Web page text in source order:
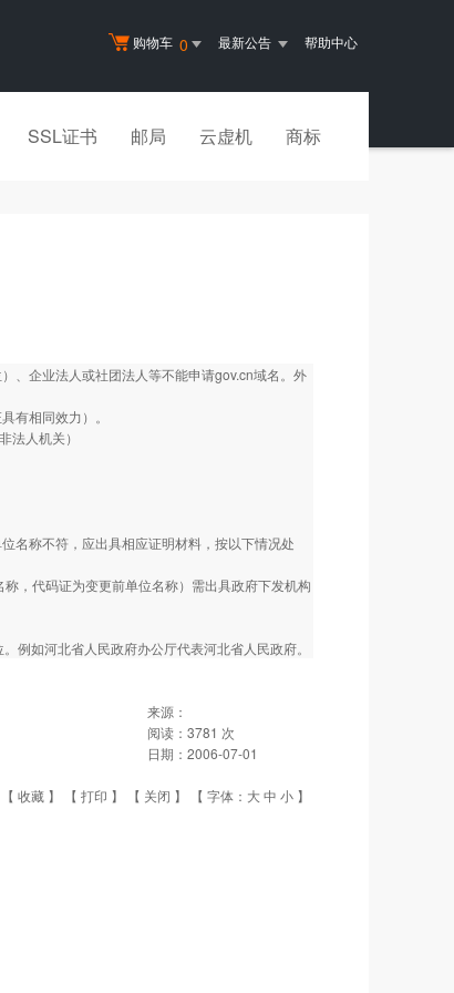
购物车 0 最新公告 帮助中心
SSL证书 邮局 云虚机 商标
、企业法人或社团法人等不能申请gov.cn域名。外
有相同效力）。
法人机关）
名称不符，应出具相应证明材料，按以下情况处
，代码证为变更前单位名称）需出具政府下发机构
例如河北省人民政府办公厅代表河北省人民政府。
来源：
阅读： 3781 次
日期： 2006-07-01
收藏 】 【 打印 】 【 关闭 】 【 字体： 大中 小 】